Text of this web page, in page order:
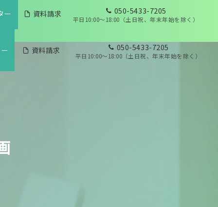
資料請求 050-5433-7205
平日10:00～18:00（土日祝、年末年始を除く）
ー 資料請求 050-5433-7205
平日10:00～18:00（土日祝、年末年始を除く）